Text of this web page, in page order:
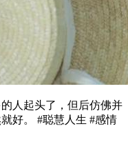
人起头了，但后仿佛并
好。 #聪慧人生 #感情